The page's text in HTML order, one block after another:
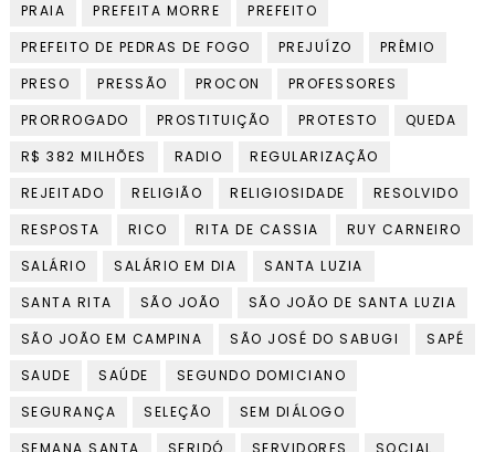
PRAIA
PREFEITA MORRE
PREFEITO
PREFEITO DE PEDRAS DE FOGO
PREJUÍZO
PRÊMIO
PRESO
PRESSÃO PROCON
PROFESSORES
PRORROGADO
PROSTITUIÇÃO PROTESTO
QUEDA
R$ 382 MILHÕES
RADIO
REGULARIZAÇÃO
REJEITADO
RELIGIÃO RELIGIOSIDADE
RESOLVIDO
RESPOSTA
RICO RITA DE CASSIA
RUY CARNEIRO
SALÁRIO
SALÁRIO EM DIA
SANTA LUZIA
SANTA RITA
SÃO JOÃO
SÃO JOÃO DE SANTA LUZIA
SÃO JOÃO EM CAMPINA
SÃO JOSÉ DO SABUGI
SAPÉ
SAUDE
SAÚDE
SEGUNDO DOMICIANO
SEGURANÇA
SELEÇÃO
SEM DIÁLOGO
SEMANA SANTA
SERIDÓ SERVIDORES
SOCIAL